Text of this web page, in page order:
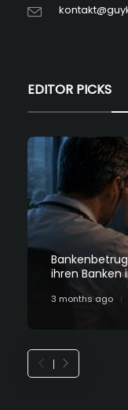
EDITOR PICKS
ihren
3 months ago